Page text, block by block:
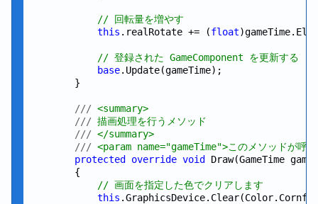
// 回転量を増やす
this .realRotate += (float
// 登録された GameComponent を更新する
base.Update(gameTime);
        }
/// <summary>
/// 描画処理を行うメソッド
/// </summary>
/// <param name="gameTime">このメソッドが呼
protected
override void
Draw(GameTime
        {
// 画面を指定した色でクリアします
this